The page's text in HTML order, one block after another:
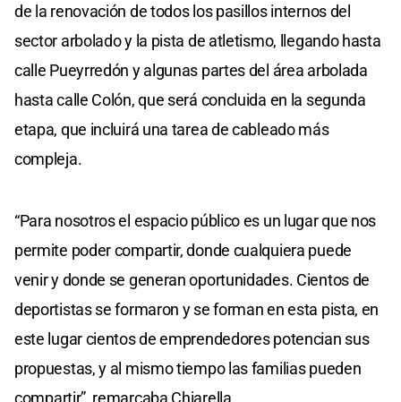
de la renovación de todos los pasillos internos del
sector arbolado y la pista de atletismo, llegando hasta
calle Pueyrredón y algunas partes del área arbolada
hasta calle Colón, que será concluida en la segunda
etapa, que incluirá una tarea de cableado más
compleja.
“Para nosotros el espacio público es un lugar que nos
permite poder compartir, donde cualquiera puede
venir y donde se generan oportunidades. Cientos de
deportistas se formaron y se forman en esta pista, en
este lugar cientos de emprendedores potencian sus
propuestas, y al mismo tiempo las familias pueden
compartir”, remarcaba Chiarella.